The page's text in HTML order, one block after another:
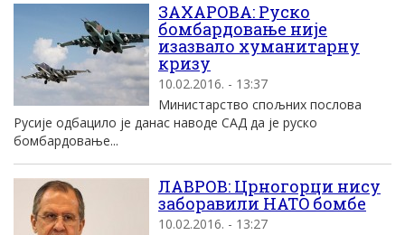
ЗАХАРОВА: Руско
бомбардовање ниjе
изазвало хуманитарну
кризу
10.02.2016. - 13:37
Mинистарство спољних послова
Русиjе одбацило jе данас наводе СAД да jе руско
бомбардовање...
ЛАВРОВ: Црногорци нису
заборавили НATO бомбе
10.02.2016. - 13:27